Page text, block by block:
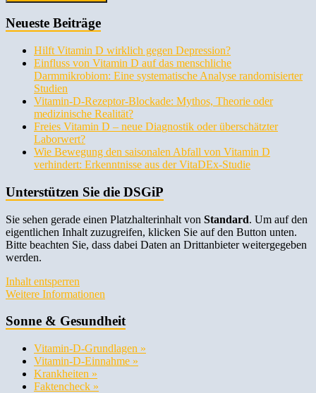
Neueste Beiträge
Hilft Vitamin D wirklich gegen Depression?
Einfluss von Vitamin D auf das menschliche
Darmmikrobiom: Eine systematische Analyse randomisierter
Studien
Vitamin-D-Rezeptor-Blockade: Mythos, Theorie oder
medizinische Realität?
Freies Vitamin D – neue Diagnostik oder überschätzter
Laborwert?
Wie Bewegung den saisonalen Abfall von Vitamin D
verhindert: Erkenntnisse aus der VitaDEx-Studie
Unterstützen Sie die DSGiP
Sie sehen gerade einen Platzhalterinhalt von Standard. Um auf den
eigentlichen Inhalt zuzugreifen, klicken Sie auf den Button unten.
Bitte beachten Sie, dass dabei Daten an Drittanbieter weitergegeben
werden.
Inhalt entsperren
Weitere Informationen
Sonne & Gesundheit
Vitamin-D-Grundlagen »
Vitamin-D-Einnahme »
Krankheiten »
Faktencheck »